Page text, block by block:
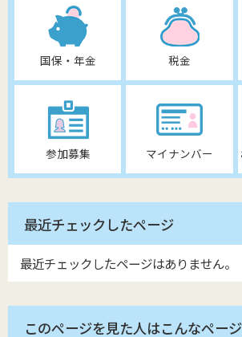
国保・年金 税金
参加募集 マイナンバー
最近チェックしたページ
最近チェックしたページはありません。
このページを見た人はこんなペー